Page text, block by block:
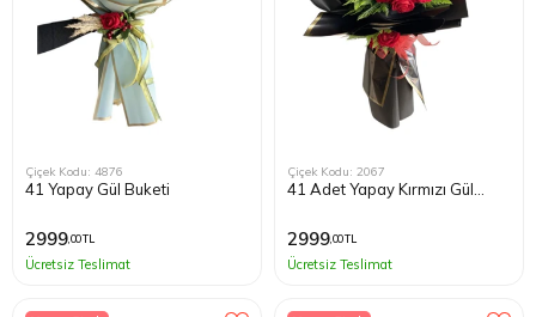
Çiçek Kodu: 4876
41 Yapay Gül Buketi
2999,00 TL
Ücretsiz Teslimat
Çiçek Kodu: 2067
41 Adet Yapay Kırmızı Gül
2999,00 TL
Ücretsiz Teslimat